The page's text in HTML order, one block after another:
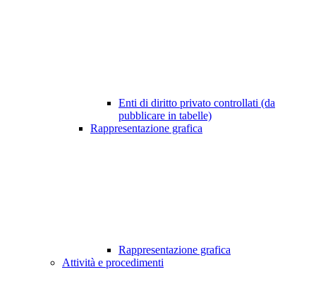
Enti di diritto privato controllati (da
pubblicare in tabelle)
Rappresentazione grafica
Rappresentazione grafica
Attività e procedimenti